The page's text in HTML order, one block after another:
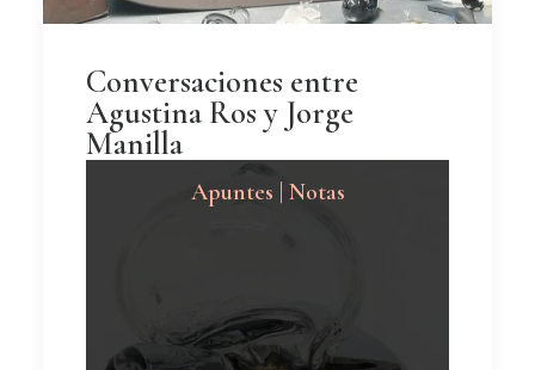
Conversaciones entre
Agustina Ros y Jorge
Manilla
Apuntes | Notas